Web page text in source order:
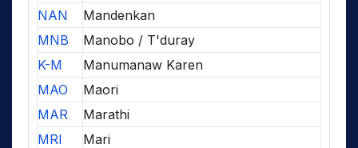
NAN
Mandenkan
MNB
Manobo / T'duray
K-M
Manumanaw Karen
MAO
Maori
MAR
Marathi
MRI
Mari